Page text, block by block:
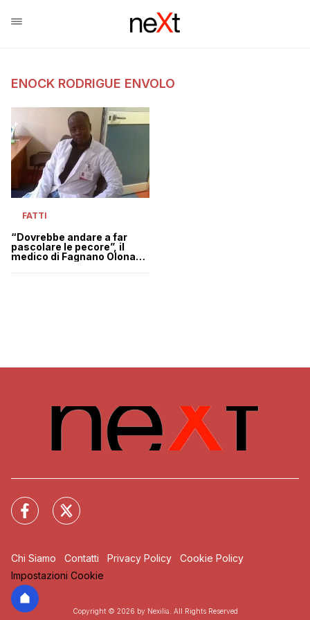
ENOCK RODRIGUE ENVOLO
FATTI
“Dovrebbe andare a far
pascolare le pecore”, il
medico di Fagnano Olona
Chi Siamo Contatti Privacy Policy
Cookie Policy
Impostazioni Cookie
Copyright © 2026 by Nexilia. All Rights Reserved